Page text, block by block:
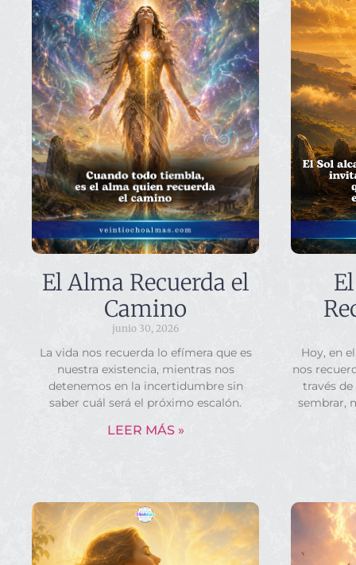
El Alma Recuerda el
Camino
junio 30, 2026
La vida nos recuerda lo efímera que es
nuestra existencia, mientras nos
detenemos en la incertidumbre sin
saber cuál será el próximo escalón.
LEER MÁS »
Hoy, en
nos
través
sembrar,